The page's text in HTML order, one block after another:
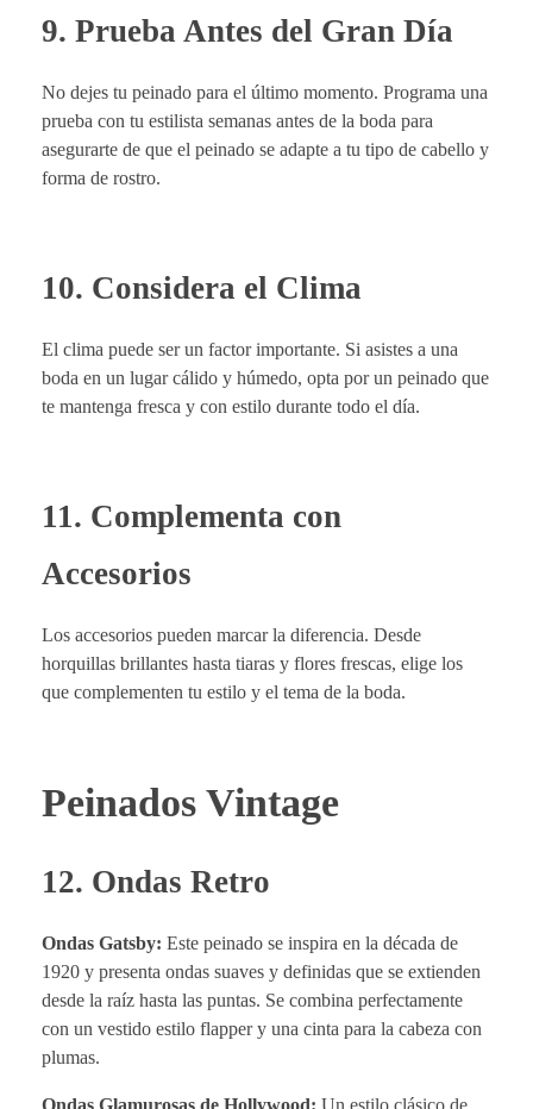
9. Prueba Antes del Gran Día
No dejes tu peinado para el último momento. Programa una
prueba con tu estilista semanas antes de la boda para
asegurarte de que el peinado se adapte a tu tipo de cabello y
forma de rostro.
10. Considera el Clima
El clima puede ser un factor importante. Si asistes a una
boda en un lugar cálido y húmedo, opta por un peinado que
te mantenga fresca y con estilo durante todo el día.
11. Complementa con
Accesorios
Los accesorios pueden marcar la diferencia. Desde
horquillas brillantes hasta tiaras y flores frescas, elige los
que complementen tu estilo y el tema de la boda.
Peinados Vintage
12. Ondas Retro
Ondas Gatsby: Este peinado se inspira en la década de
1920 y presenta ondas suaves y definidas que se extienden
desde la raíz hasta las puntas. Se combina perfectamente
con un vestido estilo flapper y una cinta para la cabeza con
plumas.